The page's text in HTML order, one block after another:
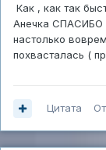
Как , как так
Анечка СПАСИБО
настолько
похвасталась (
Цитата